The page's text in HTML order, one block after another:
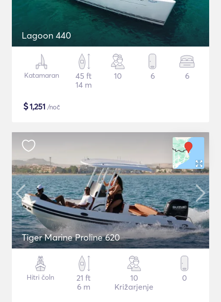
Lagoon 440
Katamaran
45 ft
14 m
10 6 6
$1,251 /noč
Tiger Marine Proline 620
Hitri čoln
21 ft
6 m
10
Križarjenje
0